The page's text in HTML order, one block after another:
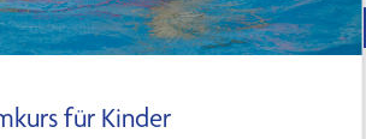
für Kinder